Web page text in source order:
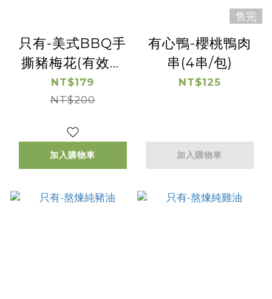
只有-美式BBQ手
撕豬梅花(有效日
期2026/9/23)
NT$179
NT$200
加入購物車
售完
有心鴨-櫻桃鴨肉
串(4串/包)
NT$125
加入購物車